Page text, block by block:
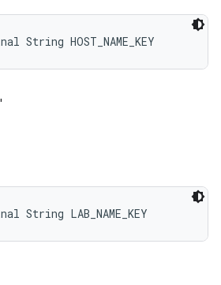
HOST_NAME_KEY
LAB_NAME_KEY